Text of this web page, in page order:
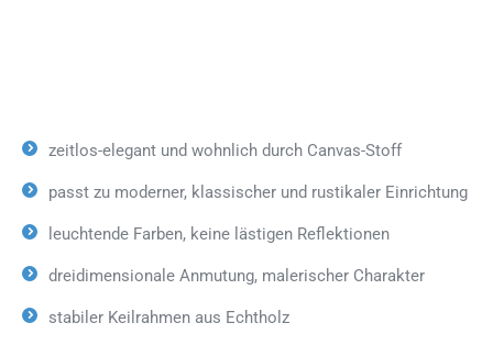
zeitlos-elegant und wohnlich durch Canvas-Stoff
passt zu moderner, klassischer und rustikaler Einrichtung
leuchtende Farben, keine lästigen Reflektionen
dreidimensionale Anmutung, malerischer Charakter
stabiler Keilrahmen aus Echtholz